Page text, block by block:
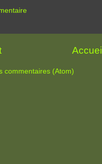
Accueil
commentaires (Atom)